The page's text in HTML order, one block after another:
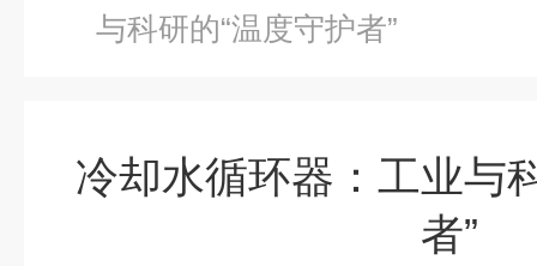
与科研的“温度守护者”
冷却水循环器：工业与
者”